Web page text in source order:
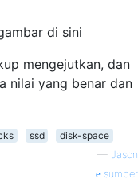
mengejutkan, dan
nilai yang benar dan
ssd
disk-space
— Jason
sumber